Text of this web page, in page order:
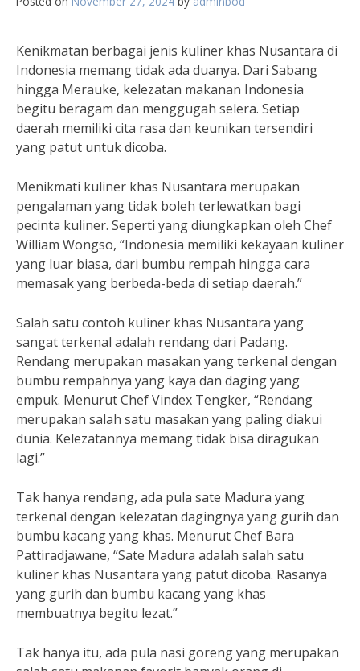
Kenikmatan berbagai jenis kuliner khas Nusantara di
Indonesia memang tidak ada duanya. Dari Sabang
hingga Merauke, kelezatan makanan Indonesia
begitu beragam dan menggugah selera. Setiap
daerah memiliki cita rasa dan keunikan tersendiri
yang patut untuk dicoba.
Menikmati kuliner khas Nusantara merupakan
pengalaman yang tidak boleh terlewatkan bagi
pecinta kuliner. Seperti yang diungkapkan oleh Chef
William Wongso, “Indonesia memiliki kekayaan kuliner
yang luar biasa, dari bumbu rempah hingga cara
memasak yang berbeda-beda di setiap daerah.”
Salah satu contoh kuliner khas Nusantara yang
sangat terkenal adalah rendang dari Padang.
Rendang merupakan masakan yang terkenal dengan
bumbu rempahnya yang kaya dan daging yang
empuk. Menurut Chef Vindex Tengker, “Rendang
merupakan salah satu masakan yang paling diakui
dunia. Kelezatannya memang tidak bisa diragukan
lagi.”
Tak hanya rendang, ada pula sate Madura yang
terkenal dengan kelezatan dagingnya yang gurih dan
bumbu kacang yang khas. Menurut Chef Bara
Pattiradjawane, “Sate Madura adalah salah satu
kuliner khas Nusantara yang patut dicoba. Rasanya
yang gurih dan bumbu kacang yang khas
membuatnya begitu lezat.”
Tak hanya itu, ada pula nasi goreng yang merupakan